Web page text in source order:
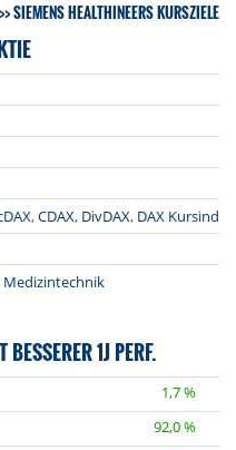
SIEMENS HEALTHINEERS KURSZIELE
,CDAX, DivDAX, DAX Kursindex
1J PERF.
1,7 %
92,0 %